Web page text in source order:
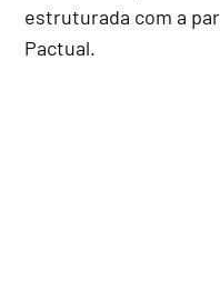
estruturada com a
Pactual.